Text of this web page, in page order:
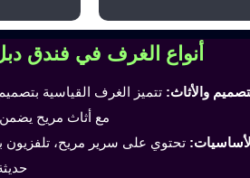
أنواع الغرف في فندق
والأثاث: تتميز الغرف القياسية
مع أثاث مريح يضمن
الأساسيات: تحتوي على سرير مريح،